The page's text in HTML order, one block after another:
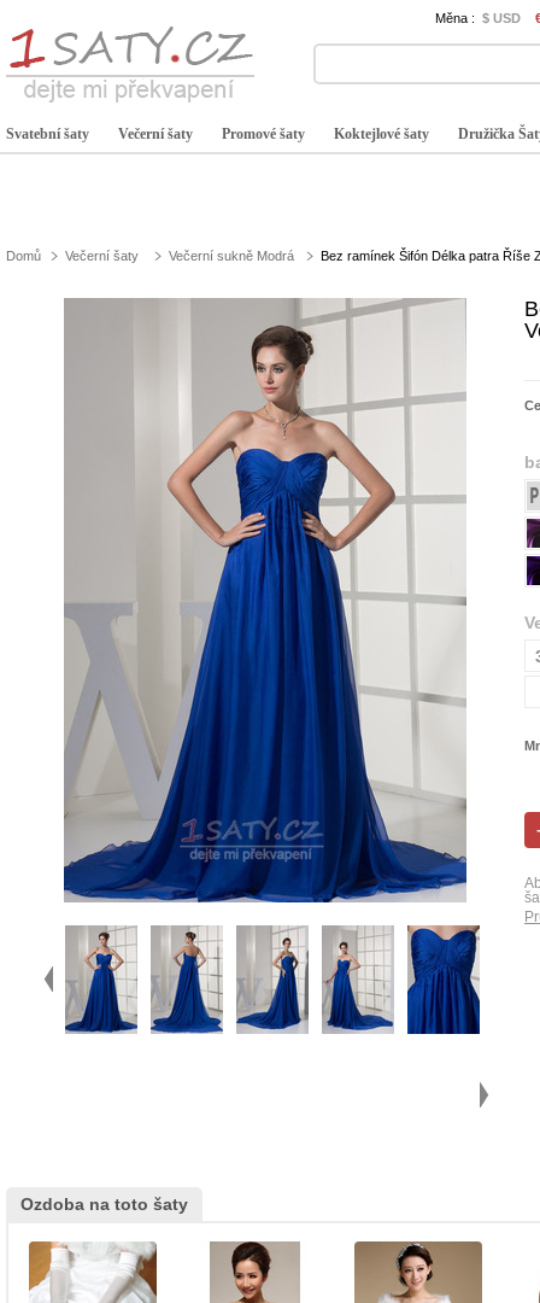
Měna : $ USD
Svatební šaty Večerní šaty Promové šaty Koktejlové šaty Družička
Domů Večerní šaty Večerní sukně Modrá Bez ramínek Šifón Délka patra Říše
Ozdoba na toto šaty